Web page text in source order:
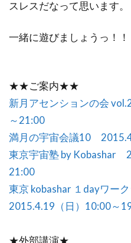
スレスだなって思います。
一緒に遊びましょうっ！！
★★ご案内★★
新月アセンションの会
～21:00
満月の宇宙会議10
東京宇宙塾 by Kobashar
21:00
東京 kobashar １dayワー
2015.4.19（日）10:00～
★外部講演★